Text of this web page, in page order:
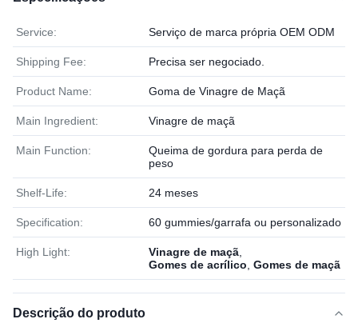
Service: Serviço de marca própria OEM ODM
Shipping Fee: Precisa ser negociado.
Product Name: Goma de Vinagre de Maçã
Main Ingredient: Vinagre de maçã
Main Function:
Queima de gordura para perda de
peso
Shelf-Life: 24 meses
Specification: 60 gummies/garrafa ou personalizado
High Light: Vinagre de maçã
Gomes de acrílico Gomes de maçã
Descrição do produto